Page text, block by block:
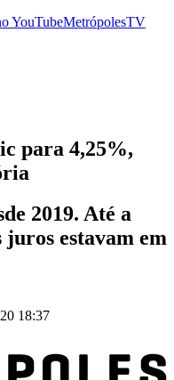
YouTubeMetrópolesTV
para 4,25%,
2019. Até a
estavam em
18:37